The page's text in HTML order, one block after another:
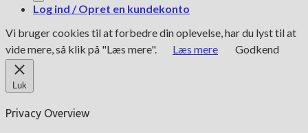
Log ind / Opret en kundekonto
Vi bruger cookies til at forbedre din oplevelse, har du lyst til at
vide mere, så klik på "Læs mere".
Læs mere Godkend
Luk
Privacy Overview